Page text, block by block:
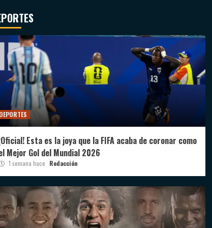
DEPORTES
Esta es la joya que la FIFA acaba de coronar como
Mejor Gol del Mundial 2026
1 semana hace Redacción